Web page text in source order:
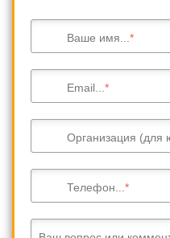
Ваше имя...
Email...
Организация (для
Телефон...